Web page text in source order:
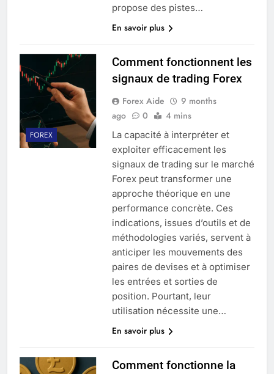
propose des pistes…
En savoir plus
FOREX
Comment fonctionnent les
signaux de trading Forex
Forex Aide
9 months
ago
0 4 mins
La capacité à interpréter et
exploiter efficacement les
signaux de trading sur le marché
Forex peut transformer une
approche théorique en une
performance concrète. Ces
indications, issues d’outils et de
méthodologies variés, servent à
anticiper les mouvements des
paires de devises et à optimiser
les entrées et sorties de
position. Pourtant, leur
utilisation nécessite une…
En savoir plus
Comment fonctionne la